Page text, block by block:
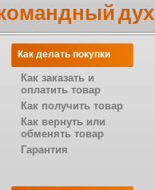
Как делать покупки
Как заказать и
оплатить товар
Как получить товар
Как вернуть или
обменять товар
Гарантия